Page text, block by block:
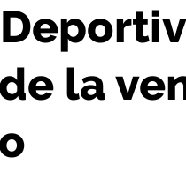
de la